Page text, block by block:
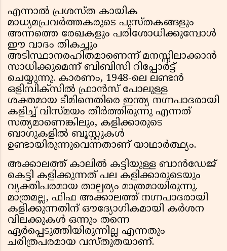
എന്നാൽ പ്രശസ്ത കായിക
മാധ്യമപ്രവർത്തകരുടെ പുസ്തകങ്ങളും
അന്നത്തെ രേഖകളും പരിശോധിക്കുമ്പോൾ
ഈ വാദം തികച്ചും
അടിസ്ഥാനരഹിതമാണെന്ന് മനസ്സിലാക്കാൻ
സാധിക്കുമെന്ന് ബിബിസി റിപ്പോർട്ട്‌
ചെയ്യുന്നു. കാരണം, 1948-ലെ ലണ്ടൻ
ഒളിമ്പിക്സിൽ ഫ്രാൻസ് പോലുള്ള
ശക്തമായ ടീമിനെതിരെ ഇന്ത്യ നഗ്നപാദരായി
കളിച്ച് വിസ്മയം തീർത്തിരുന്നു എന്നത്
സത്യമാണെങ്കിലും, കളിക്കാരുടെ
ബാഗുകളിൽ ബൂസ്റ്റുകൾ
ഉണ്ടായിരുന്നുവെന്നതാണ് യാഥാർത്ഥ്യം.
അക്കാലത്ത് കാലിൽ കട്ടിയുള്ള ബാൻഡേജ്
കെട്ടി കളിക്കുന്നത് പല കളിക്കാരുടെയും
വ്യക്തിപരമായ താല്പര്യം മാത്രമായിരുന്നു.
മാത്രമല്ല, ഫിഫ അക്കാലത്ത് നഗ്നപാദരായി
കളിക്കുന്നതിന് ഔദ്യോഗികമായി കർശന
വിലക്കുകൾ ഒന്നും തന്നെ
ഏർപ്പെടുത്തിയിരുന്നില്ല എന്നതും
ചരിത്രപരമായ വസ്തുതയാണ്.